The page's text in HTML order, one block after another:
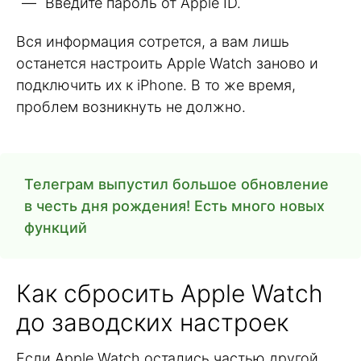
Вся информация сотрется, а вам лишь
останется настроить Apple Watch заново и
подключить их к iPhone. В то же время,
проблем возникнуть не должно.
Телеграм выпустил большое обновление
в честь дня рождения! Есть много новых
функций
Как сбросить Apple Watch
до заводских настроек